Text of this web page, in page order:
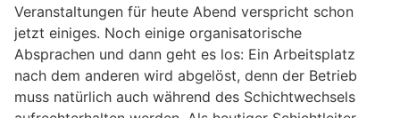
Veranstaltungen für heute Abend verspricht schon
jetzt einiges. Noch einige organisatorische
Absprachen und dann geht es los: Ein Arbeitsplatz
nach dem anderen wird abgelöst, denn der Betrieb
muss natürlich auch während des Schichtwechsels